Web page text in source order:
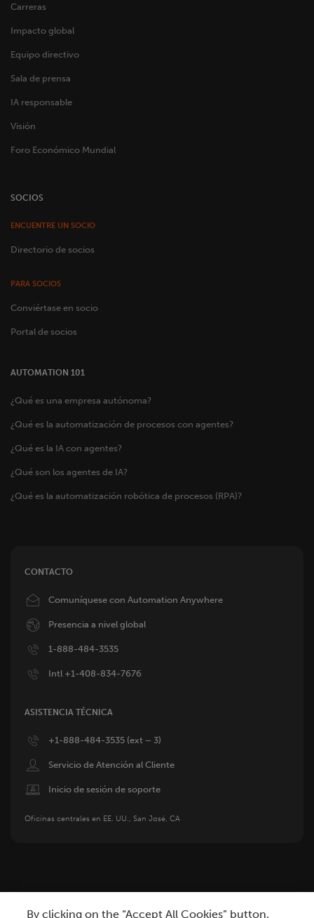
Carreras
Impacto global
Equipo directivo
Sala de prensa
IA responsable
Visión
Foro Económico Mundial
SOCIOS
ENCUENTRE UN SOCIO
Directorio de socios
PARA SOCIOS
Conviértase en socio
Portal de socios
AUTOMATION 101
¿Qué es una empresa autónoma?
¿Qué es la automatización de procesos con agentes?
¿Qué es la IA con agentes?
¿Qué son los agentes de IA?
¿Qué es la automatización robótica de procesos (RPA)?
CONTACTO
ImageComuníquese con Automation Anywhere
ImagePresencia a nivel global
Image1-888-484-3535
ImageIntl +1-408-834-7676
ASISTENCIA TÉCNICA
Image +1-888-484-3535 (ext – 3)
ImageServicio de Atención al Cliente
ImageInicio de sesión de soporte
Oficinas centrales en EE. UU., San José, CA
By clicking on the “Accept All Cookies” button,